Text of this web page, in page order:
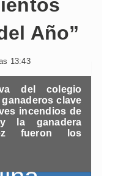
Año”
13:43
del colegio
clave
incendios de
la ganadera
fueron los